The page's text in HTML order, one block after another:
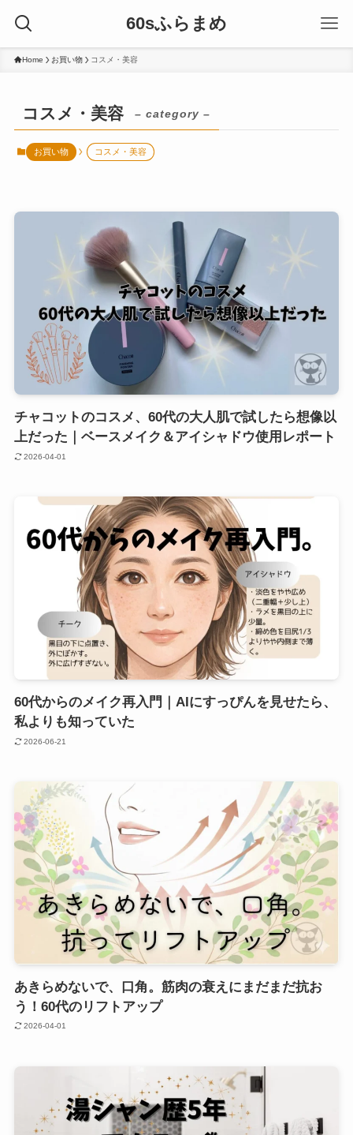
60sふらまめ
Home お買い物 コスメ・美容
コスメ・美容 – category –
お買い物 コスメ・美容
チャコットのコスメ、60代の大人肌で試したら想像以
上だった｜ベースメイク＆アイシャドウ使用レポート
2026-04-01
60代からのメイク再入門｜AIにすっぴんを見せたら、
私よりも知っていた
2026-06-21
あきらめないで、口角。筋肉の衰えにまだまだ抗お
う！60代のリフトアップ
2026-04-01